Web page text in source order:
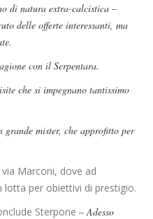
di natura extra-calcistica –
delle offerte interessanti, ma
con il Serpentara.
che si impegnano tantissimo
mister, che approfitto per
Marconi, dove ad
lotta per obiettivi di prestigio.
Sterpone – Adesso